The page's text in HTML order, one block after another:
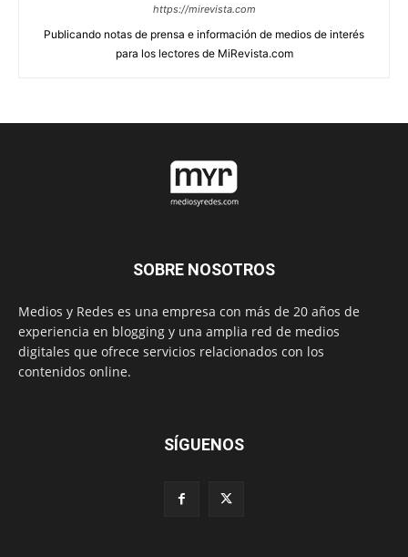
https://mirevista.com
Publicando notas de prensa e información de medios de interés
para los lectores de MiRevista.com
SOBRE NOSOTROS
Medios y Redes es una empresa con más de 20 años de
experiencia en blogging y una amplia red de medios
digitales que ofrece servicios relacionados con los
contenidos online.
SÍGUENOS